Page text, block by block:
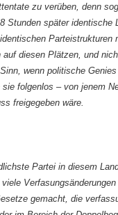
zu verüben, denn
Stunden später identische
auf diesen Plätzen, und
wenn politische
folgenlos – von jenem
freigegeben wäre.
Partei in diesem
gemacht, die